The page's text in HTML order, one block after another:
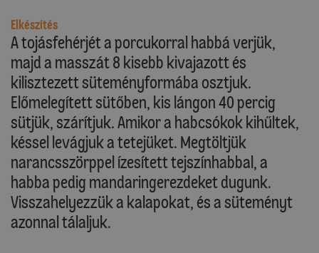
Elkészítés
A tojásfehérjét a porcukorral habbá verjük,
majd a masszát 8 kisebb kivajazott és
kilisztezett süteményformába osztjuk.
Előmelegített sütőben, kis lángon 40 percig
sütjük, szárítjuk. Amikor a habcsókok kihűltek,
késsel levágjuk a tetejüket. Megtöltjük
narancsszörppel ízesített tejszínhabbal, a
habba pedig mandaringerezdeket dugunk.
Visszahelyezzük a kalapokat, és a süteményt
azonnal tálaljuk.